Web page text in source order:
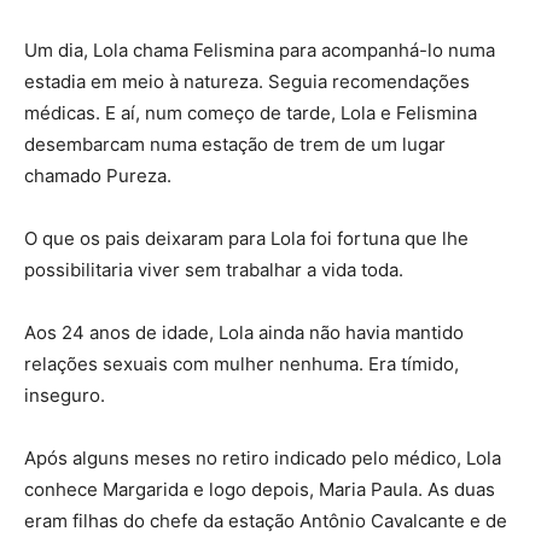
Um dia, Lola chama Felismina para acompanhá-lo numa
estadia em meio à natureza. Seguia recomendações
médicas. E aí, num começo de tarde, Lola e Felismina
desembarcam numa estação de trem de um lugar
chamado Pureza.
O que os pais deixaram para Lola foi fortuna que lhe
possibilitaria viver sem trabalhar a vida toda.
Aos 24 anos de idade, Lola ainda não havia mantido
relações sexuais com mulher nenhuma. Era tímido,
inseguro.
Após alguns meses no retiro indicado pelo médico, Lola
conhece Margarida e logo depois, Maria Paula. As duas
eram filhas do chefe da estação Antônio Cavalcante e de